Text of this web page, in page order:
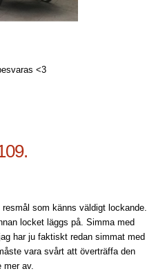
<3
som känns väldigt lockande.
locket läggs på. Simma med
har ju faktiskt redan simmat med
vara svårt att överträffa den
mer av.